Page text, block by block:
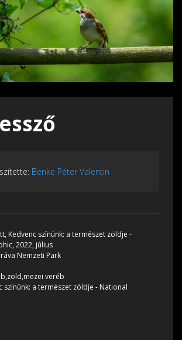
Benke Péter Valentin
Kedvenc színünk: a természet zöldje -
2022, július
Nemzeti Park
veréb
színünk: a természet zöldje - National